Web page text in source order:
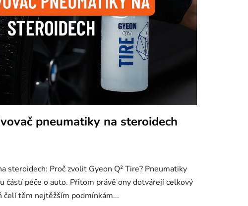
pneumatiky na steroidech
steroidech: Proč zvolit Gyeon Q² Tire? Pneumatiky
částí péče o auto. Přitom právě ony dotvářejí celkový
čelí těm nejtěžším podmínkám...